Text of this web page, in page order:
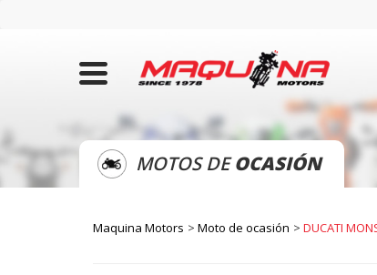
MOTOS DEOCASIÓN
Maquina Motors Moto de ocasión DUCATI